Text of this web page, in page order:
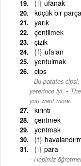
{i} ufanak
küçük bir
yarık
çentilmek
çizik
{f} ufalan
yontulmak
cips
Bu patates cipsi,
yeterince iyi. -
you want more.
kırıntı
çentmek
yontmak
{f}
{i} para
Hepimiz